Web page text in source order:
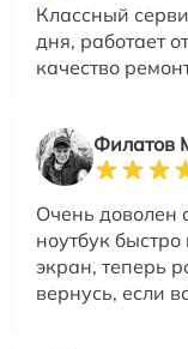
Классный
дня, работает
качество
Филатов
Очень доволен
ноутбук
экран, теперь
вернусь, если